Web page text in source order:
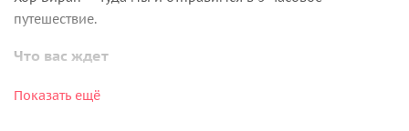
путешествие.
Что вас ждет
Монастырь Хор Вирап имеет важное религиозное и
Показать ещё